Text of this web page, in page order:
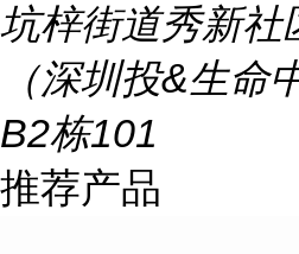
坑梓街道秀新社
（深圳投&生命
B2栋101
推荐产品